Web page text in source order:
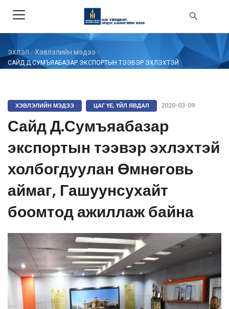
ЭХЛЭЛ / Хэвлэлийн мэдээ /
САЙД Д.СУМЪЯАБАЗАР ЭКСПОРТЫН ТЭЭВЭР ЭХЛЭХТЭЙ
ХЭВЛЭЛИЙН МЭДЭЭ ЦАГ ҮЕ, ҮЙЛ ЯВДАЛ 2020-03-09
Сайд Д.Сумъяабазар
экспортын тээвэр эхлэхтэй
холбогдуулан Өмнөговь
аймаг, Гашуунсухайт
боомтод ажиллаж байна